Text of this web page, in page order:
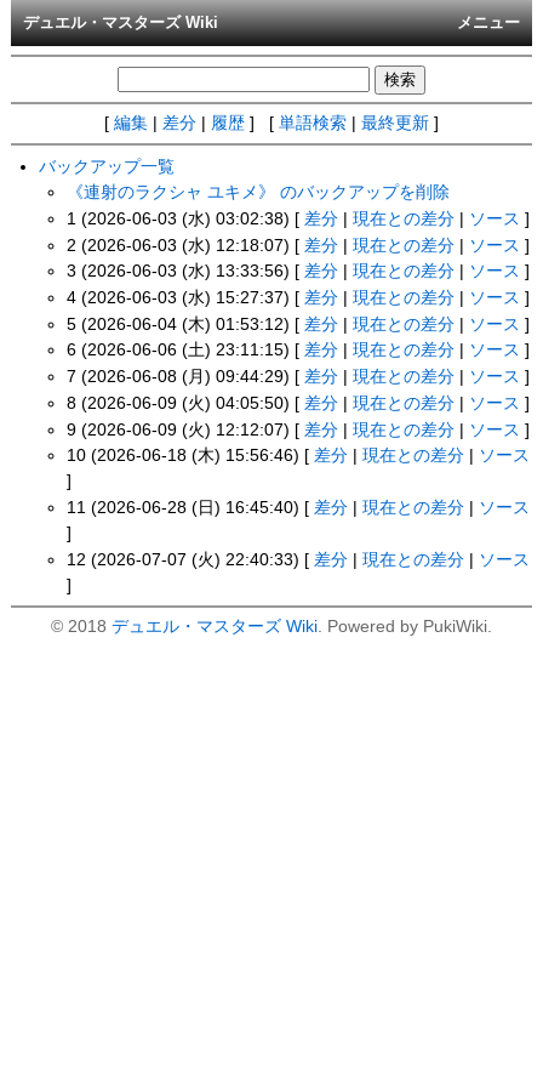
メニュー
デュエル・マスターズ Wiki
[ 編集 差分 履歴 ] [ 単語検索 最終更新 ]
バックアップ一覧
《連射のラクシャ ユキメ》 のバックアップを削除
1 (2026-06-03 (水) 03:02:38) [ 差分 |現在との差分 ソース ]
2 (2026-06-03 (水) 12:18:07) [ 差分 |現在との差分 ソース ]
3 (2026-06-03 (水) 13:33:56) [ 差分 |現在との差分 ソース ]
4 (2026-06-03 (水) 15:27:37) [ 差分 |現在との差分 ソース ]
5 (2026-06-04 (木) 01:53:12) [ 差分 |現在との差分 ソース ]
6 (2026-06-06 (土) 23:11:15) [ 差分 |現在との差分 ソース ]
7 (2026-06-08 (月) 09:44:29) [ 差分 |現在との差分 ソース ]
8 (2026-06-09 (火) 04:05:50) [ 差分 |現在との差分 ソース ]
9 (2026-06-09 (火) 12:12:07) [ 差分 |現在との差分 | ソース ]
10 (2026-06-18 (木) 15:56:46) [ 差分 |現在との差分
ソース
]
11 (2026-06-28 (日) 16:45:40) [ 差分 |現在との差分
ソース
]
12 (2026-07-07 (火) 22:40:33) [ 差分 |現在との差分 | ソース
]
© 2018 デュエル・マスターズ Wiki. Powered by PukiWiki.